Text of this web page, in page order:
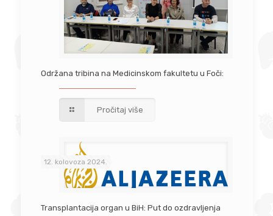
Održana tribina na Medicinskom fakultetu u Foči:
Pročitaj više
12. kolovoza 2024.
Transplantacija organ u BiH: Put do ozdravljenja